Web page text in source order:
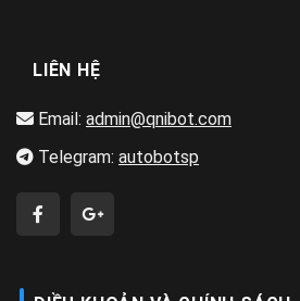
LIÊN HỆ
Email: admin@qnibot.com
Telegram: autobotsp